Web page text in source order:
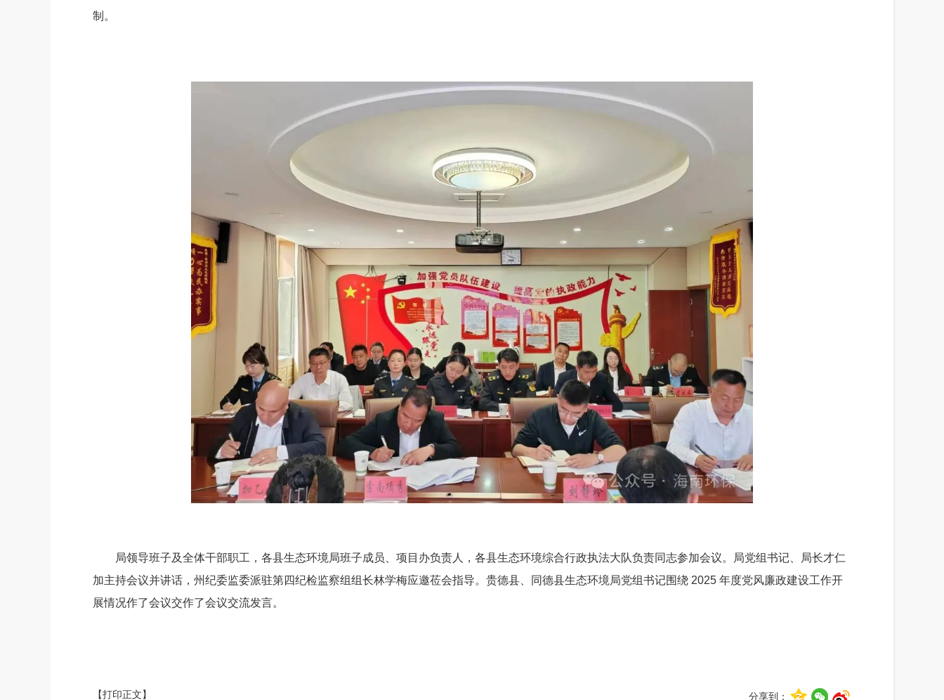
制。
局领导班子及全体干部职工，各县生态环境局班子成员 项目办负责 人， 各县生态环境综合行政执法大队负责同志参加会议。 局党组书记、局长才仁
加主持会议并讲话 ， 州纪委监委派驻第四纪检监察组组长林学梅应邀莅会指导。 贵德县、同德县生态环境局党组书记围绕 2025 年度党风廉政建设工作开
展情况作了会议交作了会议交流发言。
分享到：
【打印正文】